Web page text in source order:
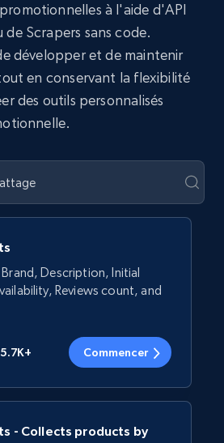
à l'aide d'API
Scrapers sans code.
développer et de maintenir
en conservant la flexibilité
des outils personnalisés
Description, Initial
Reviews count, and
5.7K+ Commencer
- Collects products by